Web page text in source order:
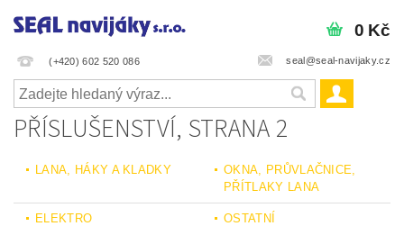
(+420) 602 520 086 seal@seal-navijaky.cz
0 Kč
PŘÍSLUŠENSTVÍ, STRANA 2
LANA, HÁKY A KLADKY
OKNA, PRŮVLAČNICE,
PŘÍTLAKY LANA
ELEKTRO OSTATNÍ